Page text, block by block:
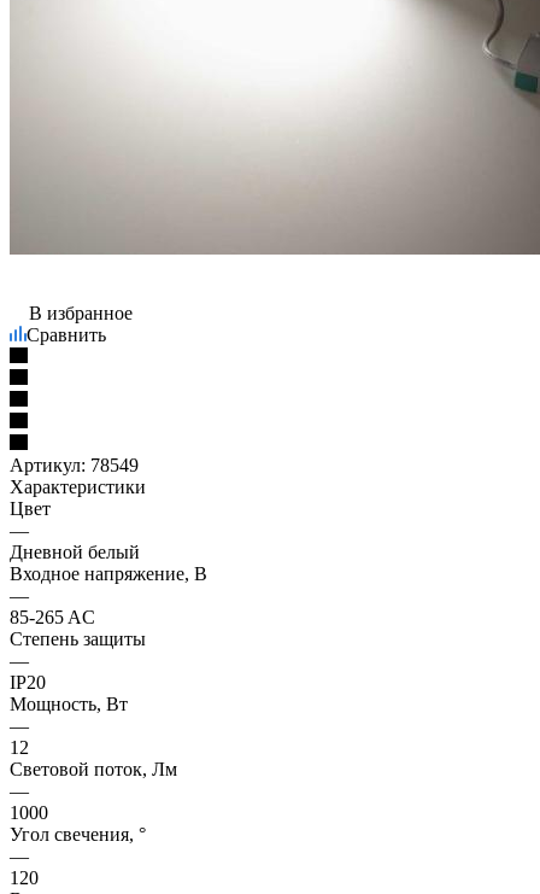
В избранное
Сравнить
Артикул: 78549
Характеристики
Цвет
—
Дневной белый
Входное напряжение, В
—
85-265 AC
Степень защиты
—
IP20
Мощность, Вт
—
12
Световой поток, Лм
—
1000
Угол свечения, °
—
120